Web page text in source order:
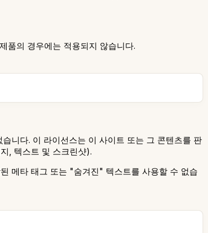
품의 경우에는 적용되지 않습니다.
니다. 이 라이선스는 이 사이트 또는 그 콘텐츠를 판
, 텍스트 및 스크린샷).
메타 태그 또는 "숨겨진" 텍스트를 사용할 수 없습